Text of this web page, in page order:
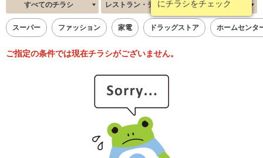
にチラシをチェック
すべてのチラシ レストラン・デリバリー・外食 新着順
スーパー ファッション 家電 ドラッグストア ホームセンタ
ご指定の条件では現在チラシがございません。